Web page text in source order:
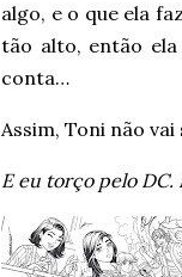
algo, e o que ela
tão alto, então
conta…
Assim, Toni não
E eu torço pelo DC.